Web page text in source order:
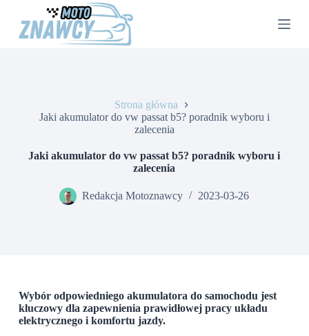
Strona główna
Jaki akumulator do vw passat b5? poradnik wyboru i
zalecenia
Jaki akumulator do vw passat b5? poradnik wyboru i
zalecenia
Redakcja Motoznawcy 2023-03-26
Wybór odpowiedniego akumulatora do samochodu jest
kluczowy dla zapewnienia prawidłowej pracy układu
elektrycznego i komfortu jazdy.